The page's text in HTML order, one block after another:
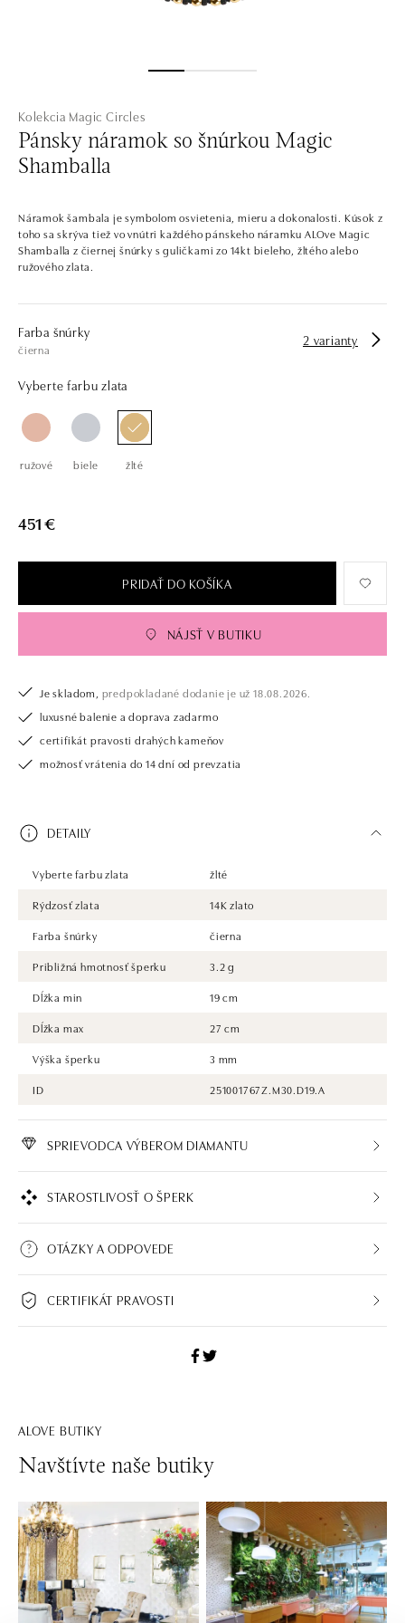
Kolekcia Magic Circles
Pánsky náramok so šnúrkou Magic
Shamballa
Náramok šambala je symbolom osvietenia, mieru a dokonalosti. Kúsok z
toho sa skrýva tiež vo vnútri každého pánskeho náramku ALOve Magic
Shamballa z čiernej šnúrky s guličkami zo 14kt bieleho, žltého alebo
ružového zlata.
Farba šnúrky
čierna
2 varianty
Vyberte farbu zlata
ružové biele žlté
451 €
PRIDAŤ DO KOŠÍKA
NÁJSŤ V BUTIKU
Je skladom, predpokladané dodanie je už 18.08.2026.
luxusné balenie a doprava zadarmo
certifikát pravosti drahých kameňov
možnosť vrátenia do 14 dní od prevzatia
DETAILY
Vyberte farbu zlata
žlté
Rýdzosť zlata
14K zlato
Farba šnúrky
čierna
Približná hmotnosť šperku
3.2 g
Dĺžka min
19 cm
Dĺžka max
27 cm
Výška šperku
3 mm
ID
251001767Z.M30.D19.A
SPRIEVODCA VÝBEROM DIAMANTU
STAROSTLIVOSŤ O ŠPERK
OTÁZKY A ODPOVEDE
CERTIFIKÁT PRAVOSTI
ALOVE BUTIKY
Navštívte naše butiky